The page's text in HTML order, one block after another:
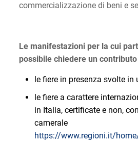
commercializzazione di beni e
Le manifestazioni per la cui
possibile chiedere un
le fiere in presenza svolte in
le fiere a carattere
in Italia, certificate e non,
camerale
https://www.regioni.it/